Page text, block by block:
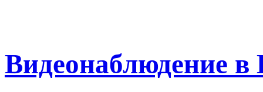
Видеонаблюдение в